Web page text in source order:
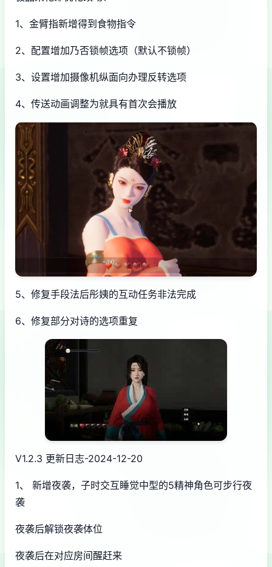
1、金臂指新增得到食物指令
2、配置增加乃否锁帧选项（默认不锁帧）
3、设置增加摄像机纵面向办理反转选项
4、传送动画调整为就具有首次会播放
5、修复手段法后彤姨的互动任务非法完成
6、修复部分对诗的选项重复
V1.2.3 更新日志-2024-12-20
1、 新增夜袭，子时交互睡觉中型的5精神角色可步行夜
袭
夜袭后解锁夜袭体位
夜袭后在对应房间醒赶来